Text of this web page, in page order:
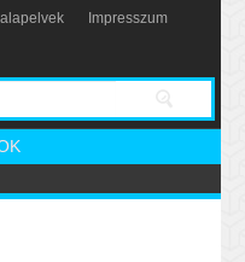
Impresszum